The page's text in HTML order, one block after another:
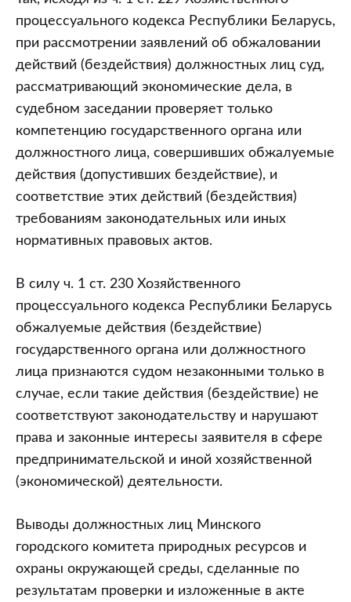
процессуального кодекса Республики Беларусь,
при рассмотрении заявлений об обжаловании
действий (бездействия) должностных лиц суд,
рассматривающий экономические дела, в
судебном заседании проверяет только
компетенцию государственного органа или
должностного лица, совершивших обжалуемые
действия (допустивших бездействие), и
соответствие этих действий (бездействия)
требованиям законодательных или иных
нормативных правовых актов.
В силу ч. 1 ст. 230 Хозяйственного
процессуального кодекса Республики Беларусь
обжалуемые действия (бездействие)
государственного органа или должностного
лица признаются судом незаконными только в
случае, если такие действия (бездействие) не
соответствуют законодательству и нарушают
права и законные интересы заявителя в сфере
предпринимательской и иной хозяйственной
(экономической) деятельности.
Выводы должностных лиц Минского
городского комитета природных ресурсов и
охраны окружающей среды, сделанные по
результатам проверки и изложенные в акте